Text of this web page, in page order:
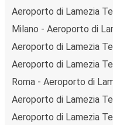
Aeroporto di Lamezia
Milano - Aeroporto di
Aeroporto di Lamezia
Aeroporto di Lamezia
Roma - Aeroporto di
Aeroporto di Lamezia
Aeroporto di Lamezia